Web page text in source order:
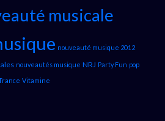
musicale
nouveauté musique 2012
nouveautés musique NRJ Party Fun pop
Vitamine